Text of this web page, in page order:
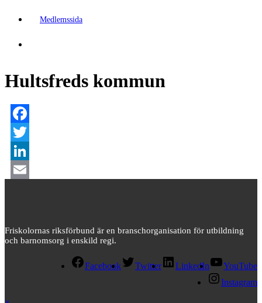
Medlemssida
Hultsfreds kommun
Facebook
Twitter
LinkedIn
Friskolornas riksförbund är en branschorganisation för utbildning
och barnomsorg i enskild regi.
Facebook Twitter LinkedIn
YouTube
Instagram